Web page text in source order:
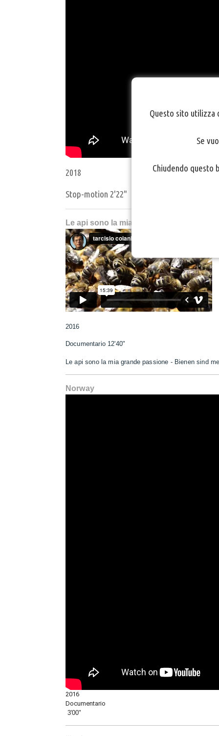
Questo sito utilizza
Se
Chiudendo questo
2018
Stop-motion 2'22"
Le api sono la mia passione
2016
Documentario 12'40"
Le api sono la mia grande passione - Bienen sind
Norway
2016
Documentario
3'00"